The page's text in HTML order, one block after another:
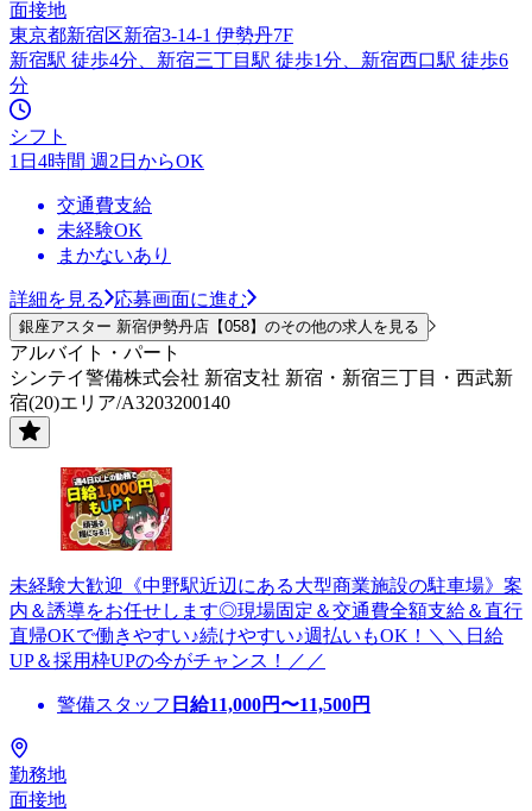
面接地
東京都新宿区新宿3-14-1 伊勢丹7F
新宿駅 徒歩4分、新宿三丁目駅 徒歩1分、新宿西口駅 徒歩6
分
シフト
1日4時間 週2日からOK
交通費支給
未経験OK
まかないあり
詳細を見る 応募画面に進む
銀座アスター 新宿伊勢丹店【058】のその他の求人を見る
アルバイト・パート
シンテイ警備株式会社 新宿支社 新宿・新宿三丁目・西武新
宿(20)エリア/A3203200140
未経験大歓迎《中野駅近辺にある大型商業施設の駐車場》案
内＆誘導をお任せします◎現場固定＆交通費全額支給＆直行
直帰OKで働きやすい♪続けやすい♪週払いもOK！＼＼日給
UP＆採用枠UPの今がチャンス！／／
警備スタッフ 日給11,000円〜11,500円
勤務地
面接地